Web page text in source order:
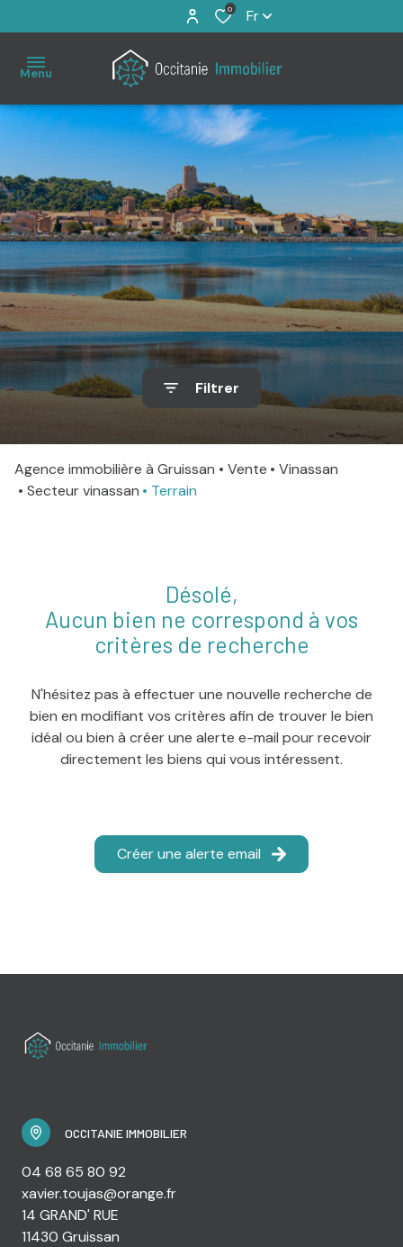
0 Fr
Menu
Accueil
À
vendre
Immo
Pro
Estimation
Notre
Contact
Filtrer
Agence immobilière à Gruissan Vente
Vinassan
Secteur vinassan
Terrain
Désolé,
Aucun bien ne correspond à vos
critères de recherche
N'hésitez pas à effectuer une nouvelle recherche de
bien en modifiant vos critères afin de trouver le bien
idéal ou bien à créer une alerte e-mail pour recevoir
directement les biens qui vous intéressent.
Créer une alerte email
OCCITANIE IMMOBILIER
04 68 65 80 92
xavier.toujas@orange.fr
14 GRAND' RUE
11430 Gruissan